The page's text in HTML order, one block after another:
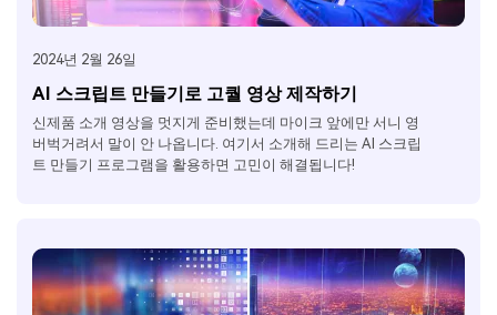
2024년 2월 26일
AI 스크립트 만들기로 고퀄 영상 제작하기
신제품 소개 영상을 멋지게 준비했는데 마이크 앞에만 서니 영
버벅거려서 말이 안 나옵니다. 여기서 소개해 드리는 AI 스크립
트 만들기 프로그램을 활용하면 고민이 해결됩니다!